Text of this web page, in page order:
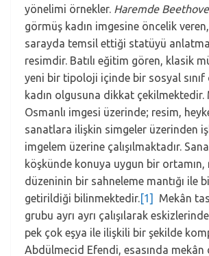
yönelimi örnekler. Haremde
görmüş kadın imgesine öncelik veren,
sarayda temsil ettiği statüyü
resimdir. Batılı eğitim gören, klasik
yeni bir tipoloji içinde bir sosyal sınıf
kadın olgusuna dikkat çekilmektedir.
Osmanlı imgesi üzerinde; resim,
sanatlara ilişkin simgeler üzerinden
imgelem üzerine çalışılmaktadır.
köşkünde konuya uygun bir ortamın,
düzeninin bir sahneleme mantığı ile
getirildiği bilinmektedir.[1]
Mekân
grubu ayrı ayrı çalışılarak
pek çok eşya ile ilişkili bir şekilde
Abdülmecid Efendi, esasında